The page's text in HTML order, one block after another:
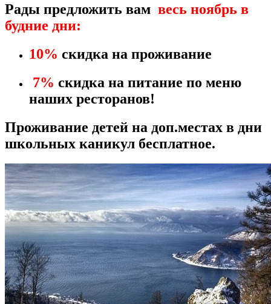
Рады предложить вам весь ноябрь в
будние дни:
10% скидка на проживание
7% скидка на питание по меню
наших ресторанов!
Проживание детей на доп.местах в дни
школьных каникул бесплатное.